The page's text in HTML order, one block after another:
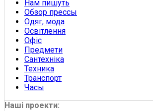
Нам пишуть
Обзор прессы
Одяг, мода
Освітлення
Офіс
Предмети
Сантехніка
Техника
Транспорт
Часы
Наші проекти: